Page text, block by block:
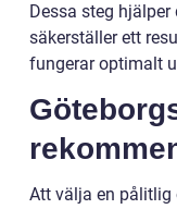
Dessa steg
säkerställer ett
fungerar optimalt
Att välja en pålitlig